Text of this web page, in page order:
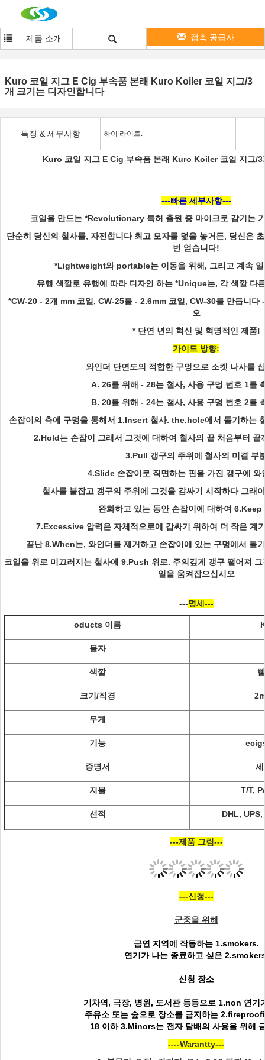
제품 소개 접촉 공급자
Kuro 코일 지그 E Cig 부속품 본래 Kuro Koiler 코일 지그/3
개 크기는 디자인합니다
특징 & 세부사항 하이 라이트:
Kuro 코일 지그 E Cig 부속품 본래 Kuro Koiler 코일 지그/3
---빠른 세부사항---
코일을 만드는 *Revolutionary 특허 출원 중 마이크로 감기는
단순히 당신의 철사를, 자전합니다 최고 모자를 덫을 놓거든, 당신은
번 얻습니다!
*Lightweight와 portable는 이동을 위해, 그리고 계속 일
유행 색깔로 유행에 따라 디자인 하는 *Unique는, 각 색깔 다
*CW-20 - 2개 mm 코일, CW-25를 - 2.6mm 코일, CW-30를 만듭니다
오
* 단연 년의 혁신 및 혁명적인 제품!
가이드 방향:
와인더 단면도의 적합한 구멍으로 소켓 나사를
A. 26를 위해 - 28는 철사, 사용 구멍 번호 1를
B. 20를 위해 - 24는 철사, 사용 구멍 번호 2를
손잡이의 측에 구멍을 통해서 1.Insert 철사. the.hole에서 돌기하는
2.Hold는 손잡이 그래서 그것에 대하여 철사의 끝 처음부터 끝
3.Pull 갱구의 주위에 철사의 미결 부
4.Slide 손잡이로 직면하는 핀을 가진 갱구에 와
철사를 붙잡고 갱구의 주위에 그것을 감싸기 시작하다 그래
완화하고 있는 동안 손잡이에 대하여 6.Keep
7.Excessive 압력은 자체적으로에 감싸기 위하여 더 작은 계
끝난 8.When는, 와인더를 제거하고 손잡이에 있는 구멍에서 돌
코일을 위로 미끄러지는 철사에 9.Push 위로. 주의깊게 갱구 떨어져
일을 움켜잡으십시오
---명세---
oducts 이름
물자
색깔
크기/직경
무게
기능
증명서
지불 T/T,
선적 DHL, UPS,
---제품 그림---
---신청---
군중을 위해
금연 지역에 작동하는 1.smokers.
연기가 나는 종료하고 싶은
신청 장소
기차역, 극장, 병원, 도서관 등등으로 1.non 연기
주유소 또는 숲으로 장소를 금지하는
18 이하 3.Minors는 전자 담배의 사용을 위해
----Warantty---